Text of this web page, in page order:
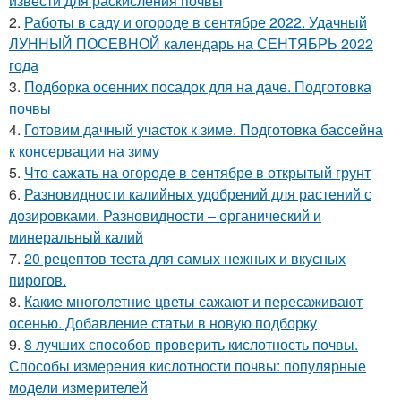
2. Работы в саду и огороде в сентябре 2022. Удачный
ЛУННЫЙ ПОСЕВНОЙ календарь на СЕНТЯБРЬ 2022
года
3. Подборка осенних посадок для на даче. Подготовка
почвы
4. Готовим дачный участок к зиме. Подготовка бассейна
к консервации на зиму
5. Что сажать на огороде в сентябре в открытый грунт
6. Разновидности калийных удобрений для растений с
дозировками. Разновидности – органический и
минеральный калий
7. 20 рецептов теста для самых нежных и вкусных
пирогов.
8. Какие многолетние цветы сажают и пересаживают
осенью. Добавление статьи в новую подборку
9. 8 лучших способов проверить кислотность почвы.
Способы измерения кислотности почвы: популярные
модели измерителей